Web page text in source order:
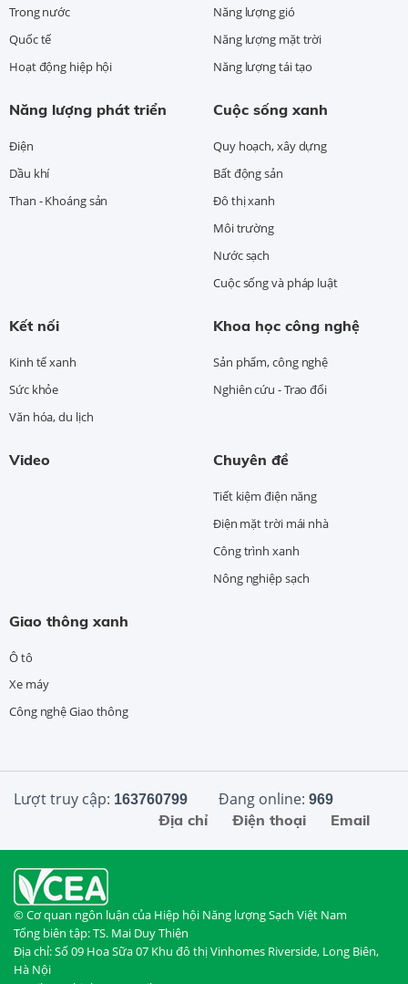
Trong nước
Quốc tế
Hoạt động hiệp hội
Năng lượng gió
Năng lượng mặt trời
Năng lượng tái tạo
Năng lượng phát triển
Điện
Dầu khí
Than - Khoáng sản
Cuộc sống xanh
Quy hoạch, xây dựng
Bất động sản
Đô thị xanh
Môi trường
Nước sạch
Cuộc sống và pháp luật
Kết nối
Kinh tế xanh
Sức khỏe
Văn hóa, du lịch
Khoa học công nghệ
Sản phẩm, công nghệ
Nghiên cứu - Trao đổi
Video Chuyên đề
Tiết kiệm điện năng
Điện mặt trời mái nhà
Công trình xanh
Nông nghiệp sạch
Giao thông xanh
Ô tô
Xe máy
Công nghệ Giao thông
Lượt truy cập: 163760799 Đang online: 969
Email
Điện thoại
Địa chỉ
© Cơ quan ngôn luận của Hiệp hội Năng lượng Sạch Việt Nam
Tổng biên tập: TS. Mai Duy Thiện
Địa chỉ: Số 09 Hoa Sữa 07 Khu đô thị Vinhomes Riverside, Long Biên,
Hà Nội